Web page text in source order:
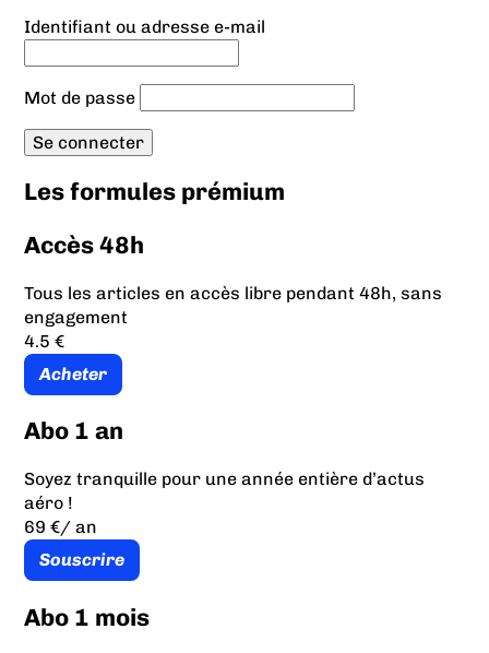
Identifiant ou adresse e-mail
Mot de passe
Les formules prémium
Accès 48h
Tous les articles en accès libre pendant 48h, sans
engagement
4.5 €
Acheter
Abo 1 an
Soyez tranquille pour une année entière d’actus
aéro !
69 €/ an
Souscrire
Abo 1 mois